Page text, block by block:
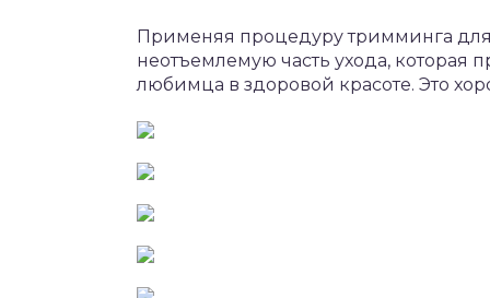
Применяя процедуру тримминга для
неотъемлемую часть ухода,
любимца в здоровой красоте. Это